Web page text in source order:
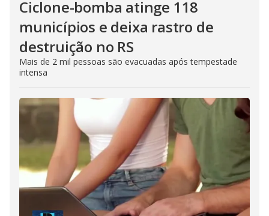
Ciclone-bomba atinge 118
municípios e deixa rastro de
destruição no RS
Mais de 2 mil pessoas são evacuadas após tempestade
intensa